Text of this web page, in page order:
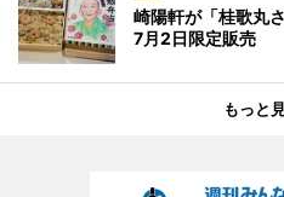
崎陽軒が「桂歌丸
7月2日限定販売
もっと